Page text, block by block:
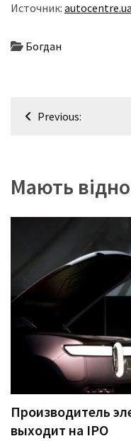
Источник: autocentre.ua
Богдан
Навігація
Previous:
Мають
Производитель
выходит на IPO